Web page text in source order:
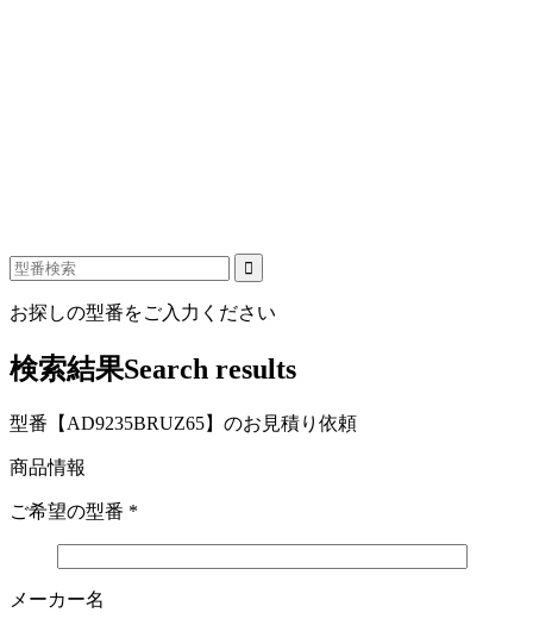
お探しの型番をご入力ください
検索結果Search results
型番【AD9235BRUZ65】のお見積り依頼
商品情報
ご希望の型番 *
メーカー名